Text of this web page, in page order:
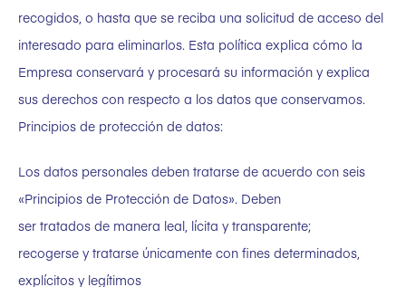
recogidos, o hasta que se reciba una solicitud de acceso del
interesado para eliminarlos. Esta política explica cómo la
Empresa conservará y procesará su información y explica
sus derechos con respecto a los datos que conservamos.
Principios de protección de datos:
Los datos personales deben tratarse de acuerdo con seis
«Principios de Protección de Datos». Deben
ser tratados de manera leal, lícita y transparente;
recogerse y tratarse únicamente con fines determinados,
explícitos y legítimos